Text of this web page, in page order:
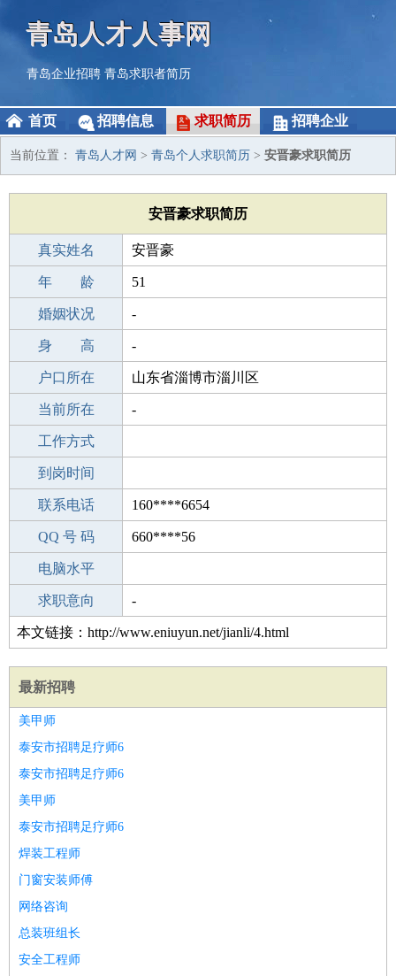
青岛人才人事网
青岛企业招聘 青岛求职者简历
首页 招聘信息 求职简历 招聘企业
当前位置： 青岛人才网 > 青岛个人求职简历 > 安晋豪求职简历
安晋豪求职简历
真实姓名 安晋豪
性 别 男
年 龄 51
出生年月 1975-03-17
婚姻状况 -
学 历 职校/技校
身 高 -
毕业学校 广安区观阁职业中学
户口所在 山东省淄博市淄川区
所学专业 -
当前所在 -
工作经验
工作方式
驾 照
到岗时间
期望月薪
联系电话 160****6654
手机号码 160****6654
QQ 号 码 660****56
微信号码
电脑水平
外语水平
求职意向 -
本文链接：http://www.eniuyun.net/jianli/4.html
最新招聘
美甲师
泰安市招聘足疗师6
泰安市招聘足疗师6
美甲师
泰安市招聘足疗师6
焊装工程师
门窗安装师傅
网络咨询
总装班组长
安全工程师